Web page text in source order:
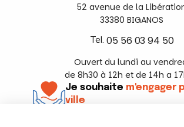
52 avenue de la
33380 BIGANOS
Tel. 05 56 03 94 50
Ouvert du lundi au
de 8h30 à 12h et de 14h a
Je souhaite m'engager
ville